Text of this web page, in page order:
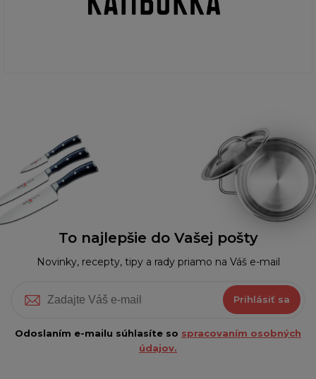
To najlepšie do Vašej pošty
Novinky, recepty, tipy a rady priamo na Váš e-mail
Prihlásiť sa
Odoslaním e-mailu súhlasíte so spracovaním osobných
údajov.